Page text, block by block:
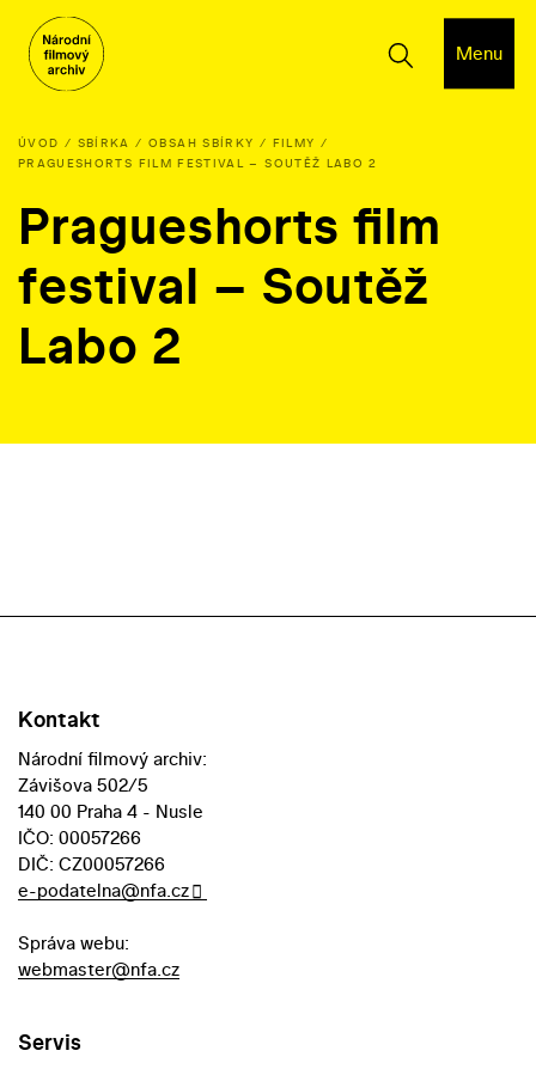
Menu
ÚVOD SBÍRKA OBSAH SBÍRKY
FILMY
PRAGUESHORTS FILM FESTIVAL – SOUTĚŽ LABO 2
Pragueshorts film
festival – Soutěž
Labo 2
Kontakt
Národní filmový archiv:
Závišova 502/5
140 00 Praha 4 - Nusle
IČO: 00057266
DIČ: CZ00057266
e-podatelna@nfa.cz
Správa webu:
webmaster@nfa.cz
Servis